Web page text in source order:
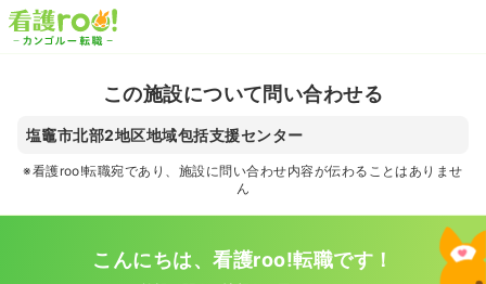
この施設について問い合わせる
塩竈市北部2地区地域包括支援センター
※看護roo!転職宛であり、施設に問い合わせ内容が伝わることはありませ
ん
こんにちは、看護roo!転職です！